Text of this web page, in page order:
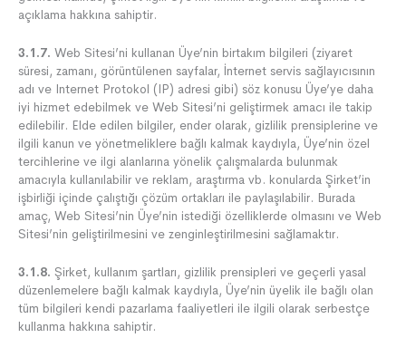
açıklama hakkına sahiptir.
3.1.7. Web Sitesi’ni kullanan Üye’nin birtakım bilgileri (ziyaret
süresi, zamanı, görüntülenen sayfalar, İnternet servis sağlayıcısının
adı ve Internet Protokol (IP) adresi gibi) söz konusu Üye’ye daha
iyi hizmet edebilmek ve Web Sitesi’ni geliştirmek amacı ile takip
edilebilir. Elde edilen bilgiler, ender olarak, gizlilik prensiplerine ve
ilgili kanun ve yönetmeliklere bağlı kalmak kaydıyla, Üye’nin özel
tercihlerine ve ilgi alanlarına yönelik çalışmalarda bulunmak
amacıyla kullanılabilir ve reklam, araştırma vb. konularda Şirket’in
işbirliği içinde çalıştığı çözüm ortakları ile paylaşılabilir. Burada
amaç, Web Sitesi’nin Üye’nin istediği özelliklerde olmasını ve Web
Sitesi’nin geliştirilmesini ve zenginleştirilmesini sağlamaktır.
3.1.8. Şirket, kullanım şartları, gizlilik prensipleri ve geçerli yasal
düzenlemelere bağlı kalmak kaydıyla, Üye’nin üyelik ile bağlı olan
tüm bilgileri kendi pazarlama faaliyetleri ile ilgili olarak serbestçe
kullanma hakkına sahiptir.